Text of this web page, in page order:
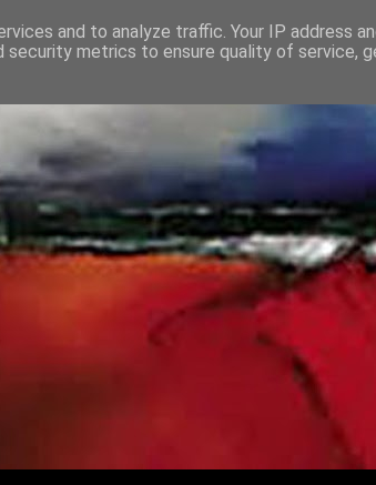
and to analyze traffic. Your IP address
security metrics to ensure quality of service,